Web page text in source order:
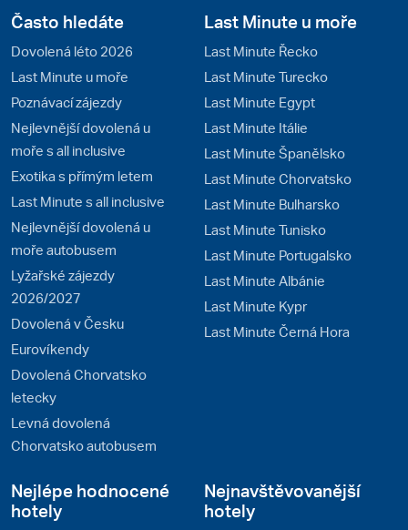
Často hledáte
Dovolená léto 2026
Last Minute u moře
Poznávací zájezdy
Nejlevnější dovolená u
moře s all inclusive
Exotika s přímým letem
Last Minute s all inclusive
Nejlevnější dovolená u
moře autobusem
Lyžařské zájezdy
2026/2027
Dovolená v Česku
Eurovíkendy
Dovolená Chorvatsko
letecky
Levná dovolená
Chorvatsko autobusem
Last Minute u moře
Last Minute Řecko
Last Minute Turecko
Last Minute Egypt
Last Minute Itálie
Last Minute Španělsko
Last Minute Chorvatsko
Last Minute Bulharsko
Last Minute Tunisko
Last Minute Portugalsko
Last Minute Albánie
Last Minute Kypr
Last Minute Černá Hora
Nejlépe hodnocené
hotely
Nejnavštěvovanější
hotely